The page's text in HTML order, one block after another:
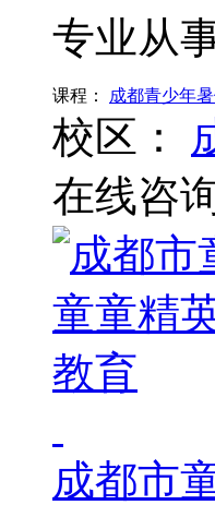
专业从
课程： 成都青少年
校区：
在线咨
成都市